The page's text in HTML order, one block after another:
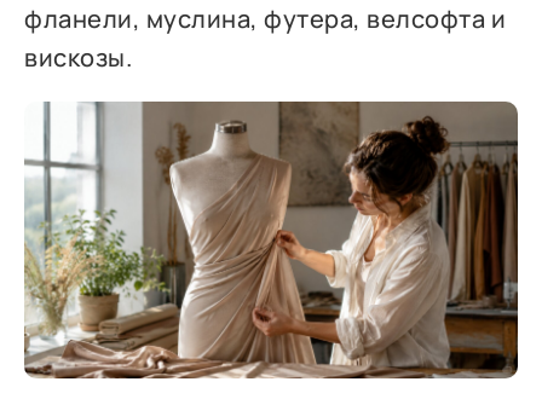
фланели, муслина, футера, велсофта и
вискозы.